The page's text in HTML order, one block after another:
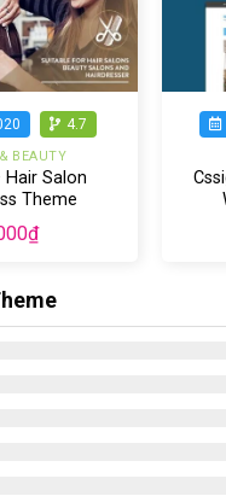
4.7
BEAUTY
Salon
Theme
₫